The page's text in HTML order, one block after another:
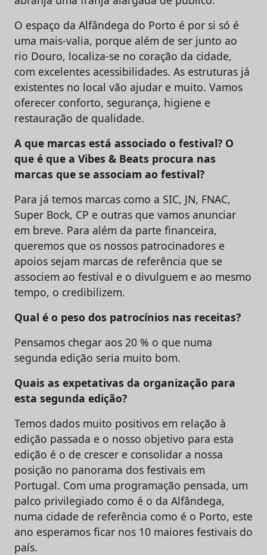
O espaço da Alfândega do Porto é por si só é
uma mais-valia, porque além de ser junto ao
rio Douro, localiza-se no coração da cidade,
com excelentes acessibilidades. As estruturas já
existentes no local vão ajudar e muito. Vamos
oferecer conforto, segurança, higiene e
restauração de qualidade.
A que marcas está associado o festival? O
que é que a Vibes & Beats procura nas
marcas que se associam ao festival?
Para já temos marcas como a SIC, JN, FNAC,
Super Bock, CP e outras que vamos anunciar
em breve. Para além da parte financeira,
queremos que os nossos patrocinadores e
apoios sejam marcas de referência que se
associem ao festival e o divulguem e ao mesmo
tempo, o credibilizem.
Qual é o peso dos patrocínios nas receitas?
Pensamos chegar aos 20 % o que numa
segunda edição seria muito bom.
Quais as expetativas da organização para
esta segunda edição?
Temos dados muito positivos em relação à
edição passada e o nosso objetivo para esta
edição é o de crescer e consolidar a nossa
posição no panorama dos festivais em
Portugal. Com uma programação pensada, um
palco privilegiado como é o da Alfândega,
numa cidade de referência como é o Porto, este
ano esperamos ficar nos 10 maiores festivais do
país.